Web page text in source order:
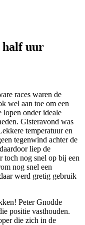
half uur
races waren de
wel aan toe om een
lopen onder ideale
Gisteravond was
temperatuur en
tegenwind achter de
liep de
toch nog snel op bij een
nog snel een
werd gretig gebruik
Peter Gnodde
positie vasthouden.
die zich in de